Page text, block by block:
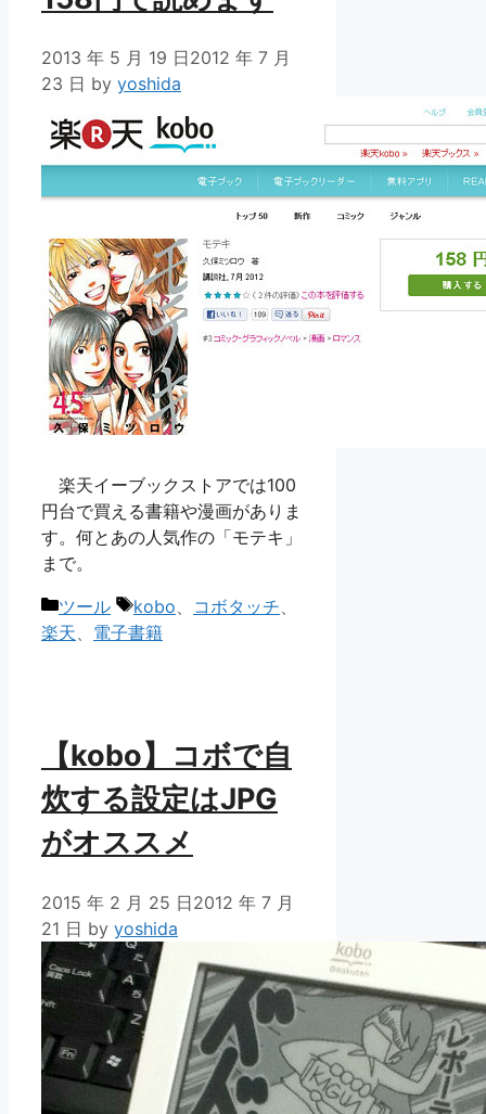
2013 年 5 月 19 日2012 年 7 月
23 日 by yoshida
楽天イーブックストアでは100
円台で買える書籍や漫画がありま
す。何とあの人気作の「モテキ」
まで。
カ
テ
ツール
タ
グ
kobo、 コボタッチ、
楽天、 電子書籍
【kobo】コボで自
炊する設定はJPG
がオススメ
2015 年 2 月 25 日2012 年 7 月
21 日 by yoshida